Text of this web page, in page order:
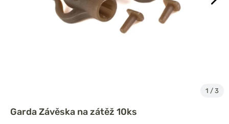
1 / 3
Garda Závěska na zátěž 10ks